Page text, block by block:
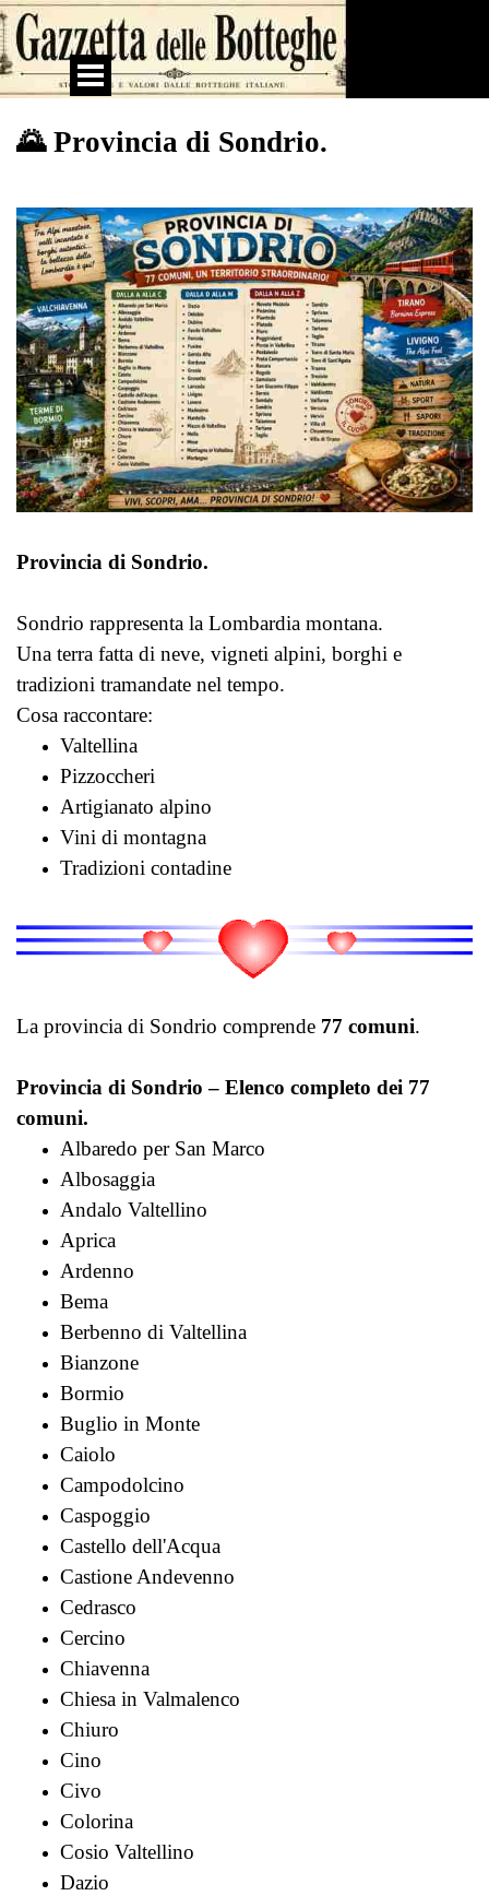
Vai ai contenuti
Salta menù
🌄 Provincia di Sondrio.
Provincia di Sondrio.
Sondrio rappresenta la Lombardia montana.
Una terra fatta di neve, vigneti alpini, borghi e
tradizioni tramandate nel tempo.
Cosa raccontare:
Valtellina
Pizzoccheri
Artigianato alpino
Vini di montagna
Tradizioni contadine
La provincia di Sondrio comprende 77 comuni.
Provincia di Sondrio – Elenco completo dei 77
comuni.
Albaredo per San Marco
Albosaggia
Andalo Valtellino
Aprica
Ardenno
Bema
Berbenno di Valtellina
Bianzone
Bormio
Buglio in Monte
Caiolo
Campodolcino
Caspoggio
Castello dell'Acqua
Castione Andevenno
Cedrasco
Cercino
Chiavenna
Chiesa in Valmalenco
Chiuro
Cino
Civo
Colorina
Cosio Valtellino
Dazio